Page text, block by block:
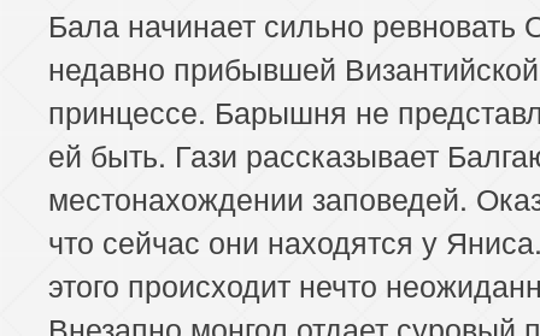
Бала начинает сильно ревновать
недавно прибывшей Византийской
принцессе. Барышня не
ей быть. Гази рассказывает
местонахождении заповедей.
что сейчас они находятся у
этого происходит нечто
Внезапно монгол отдает суровый